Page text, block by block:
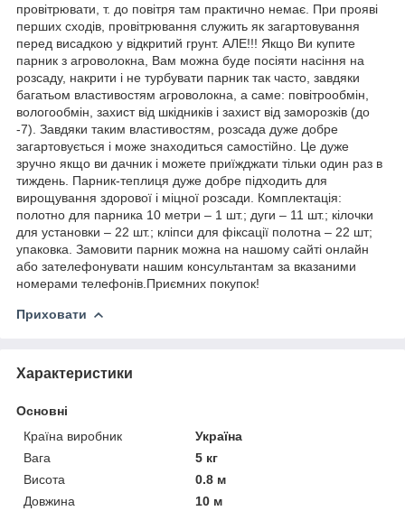
провітрювати, т. до повітря там практично немає. При прояві
перших сходів, провітрювання служить як загартовування
перед висадкою у відкритий грунт. АЛЕ!!! Якщо Ви купите
парник з агроволокна, Вам можна буде посіяти насіння на
розсаду, накрити і не турбувати парник так часто, завдяки
багатьом властивостям агроволокна, а саме: повітрообмін,
вологообмін, захист від шкідників і захист від заморозків (до
-7). Завдяки таким властивостям, розсада дуже добре
загартовується і може знаходиться самостійно. Це дуже
зручно якщо ви дачник і можете приїжджати тільки один раз в
тиждень. Парник-теплиця дуже добре підходить для
вирощування здорової і міцної розсади. Комплектація:
полотно для парника 10 метри – 1 шт.; дуги – 11 шт.; кілочки
для установки – 22 шт.; кліпси для фіксації полотна – 22 шт;
упаковка. Замовити парник можна на нашому сайті онлайн
або зателефонувати нашим консультантам за вказаними
номерами телефонів.Приємних покупок!
Приховати
Характеристики
Основні
Країна виробник
Україна
Вага
5 кг
Висота
0.8 м
Довжина
10 м